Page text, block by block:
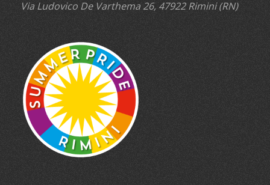
Via Ludovico De Varthema 26, 47922 Rimini (RN)